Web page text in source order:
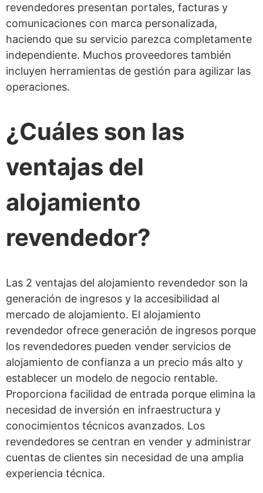
revendedores presentan portales, facturas y
comunicaciones con marca personalizada,
haciendo que su servicio parezca completamente
independiente. Muchos proveedores también
incluyen herramientas de gestión para agilizar las
operaciones.
¿Cuáles son las
ventajas del
alojamiento
revendedor?
Las 2 ventajas del alojamiento revendedor son la
generación de ingresos y la accesibilidad al
mercado de alojamiento. El alojamiento
revendedor ofrece generación de ingresos porque
los revendedores pueden vender servicios de
alojamiento de confianza a un precio más alto y
establecer un modelo de negocio rentable.
Proporciona facilidad de entrada porque elimina la
necesidad de inversión en infraestructura y
conocimientos técnicos avanzados. Los
revendedores se centran en vender y administrar
cuentas de clientes sin necesidad de una amplia
experiencia técnica.